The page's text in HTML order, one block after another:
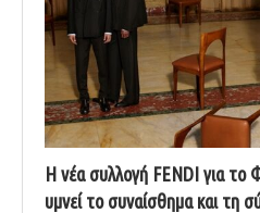
Η νέα συλλογή FENDI για το
υμνεί το συναίσθημα και τη